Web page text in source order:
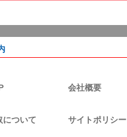
会社概要
について サイトポリシー